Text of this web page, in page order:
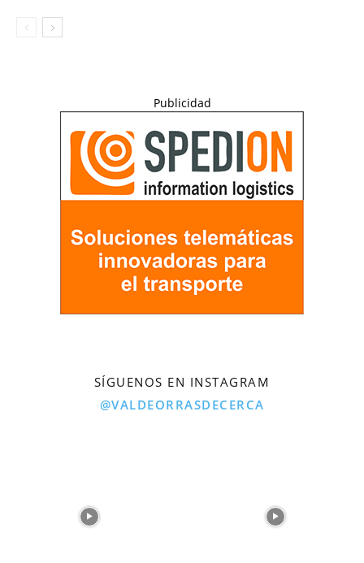
Publicidad
SÍGUENOS EN INSTAGRAM
@VALDEORRASDECERCA